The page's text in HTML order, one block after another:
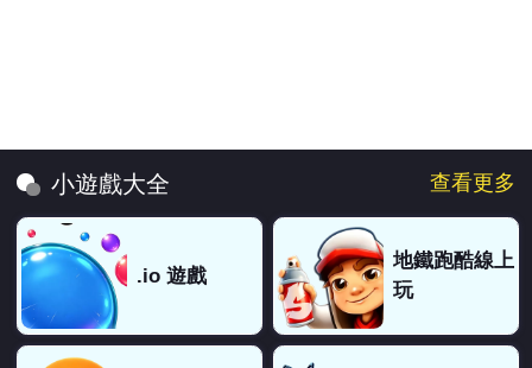
小遊戲大全 查看更多
.io 遊戲
地鐵跑酷線上
玩